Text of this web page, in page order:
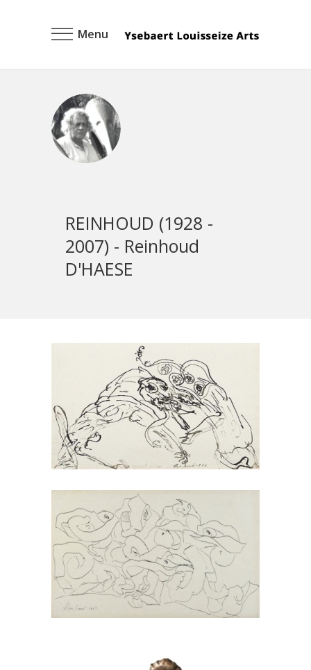
Menu
REINHOUD (1928 -
2007) - Reinhoud
D'HAESE
Encre de chine sur papier de
Reinhoud – Titrée: Vision
opposée, 1967
Dessins REINHOUD
Encre de chine sur papier de
Reinhoud – Composition, 1962
Dessins REINHOUD